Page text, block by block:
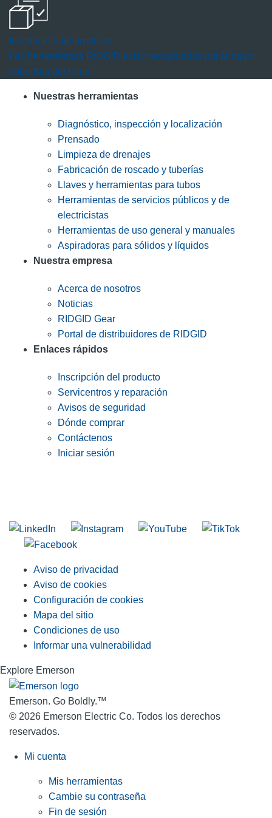
Inscripción del producto
Las herramientas RIDGID están respaldadas por la mejor
cobertura del ramo.
Nuestras herramientas
Diagnóstico, inspección y localización
Prensado
Limpieza de drenajes
Fabricación de roscado y tuberías
Llaves y herramientas para tubos
Herramientas de servicios públicos y de
electricistas
Herramientas de uso general y manuales
Aspiradoras para sólidos y líquidos
Nuestra empresa
Acerca de nosotros
Noticias
RIDGID Gear
Portal de distribuidores de RIDGID
Enlaces rápidos
Inscripción del producto
Servicentros y reparación
Avisos de seguridad
Dónde comprar
Contáctenos
Iniciar sesión
Aviso de privacidad
Aviso de cookies
Configuración de cookies
Mapa del sitio
Condiciones de uso
Informar una vulnerabilidad
Explore Emerson
Emerson. Go Boldly.™
© 2026 Emerson Electric Co. Todos los derechos
reservados.
Mi cuenta
Mis herramientas
Cambie su contraseña
Fin de sesión